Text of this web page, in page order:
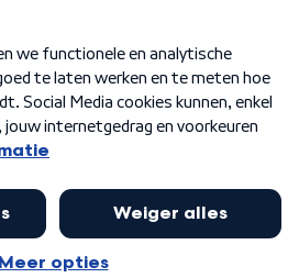
Privacybeleid